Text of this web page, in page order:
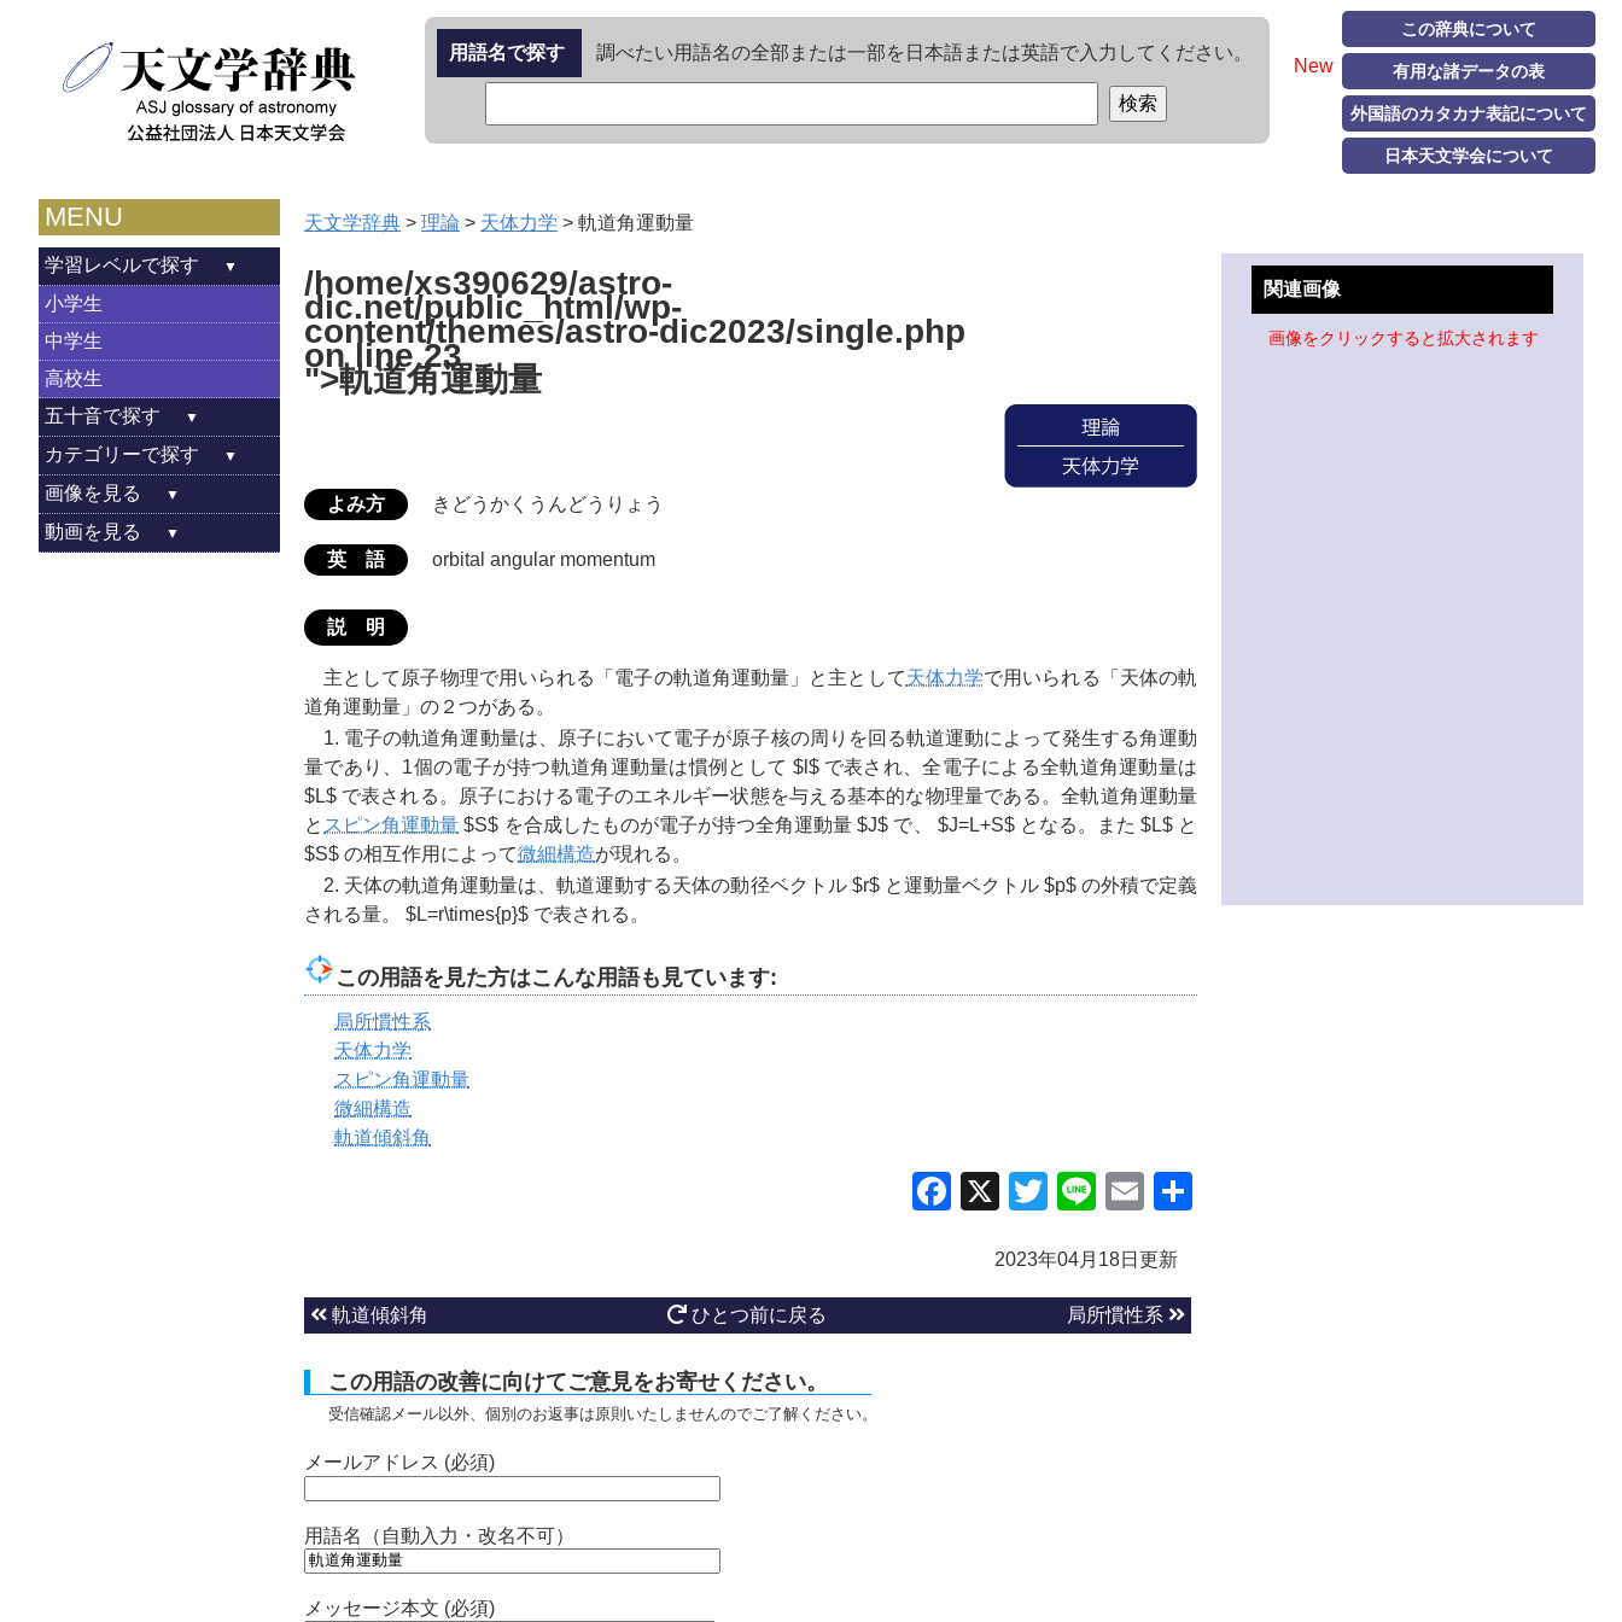
New
この辞典について
有用な諸データの表
外国語のカタカナ表記について
日本天文学会について
用語名で探す 調べたい用語名の全部または一部を日本語または英語で入力してください。
MENU
学習レベルで探す
小学生
中学生
高校生
五十音で探す
カテゴリーで探す
画像を見る
動画を見る
天文学辞典 > 理論 > 天体力学 > 軌道角運動量
/home/xs390629/astro-
dic.net/public_html/wp-
content/themes/astro-dic2023/single.php
on line23
">軌道角運動量
よみ方 きどうかくうんどうりょう
英 語 orbital angular momentum
説 明
主として原子物理で用いられる「電子の軌道角運動量」と主として天体力学で用いられる「天体の軌
道角運動量」の２つがある。
1. 電子の軌道角運動量は、原子において電子が原子核の周りを回る軌道運動によって発生する角運動
量であり、1個の電子が持つ軌道角運動量は慣例として $l$で表され、全電子による全軌道角運動量は
$L$ で表される。原子における電子のエネルギー状態を与える基本的な物理量である。全軌道角運動量
と スピン角運動量 $S$ を合成したものが電子が持つ全角運動量$J$ で、 $J=L+S$となる。また$L$ と
$S$ の相互作用によって微細構造が現れる。
2. 天体の軌道角運動量は、軌道運動する天体の動径ベクトル $r$と運動量ベクトル $p$の外積で定義
される量。 $L=r\times{p}$ で表される。
この用語を見た方はこんな用語も見ています:
局所慣性系
天体力学
スピン角運動量
微細構造
軌道傾斜角
Facebook
X Twitter
LineEmail
2023年04月18日更新
軌道傾斜角 ひとつ前に戻る 局所慣性系
この用語の改善に向けてご意見をお寄せください。
受信確認メール以外、個別のお返事は原則いたしませんのでご了解ください。
メールアドレス (必須)
用語名（自動入力・改名不可）
メッセージ本文 (必須)
関連画像
画像をクリックすると拡大されます